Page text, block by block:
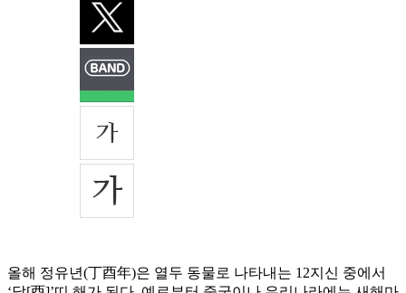
올해 정유년(丁酉年)은 열두 동물로 나타내는 12지신 중에서